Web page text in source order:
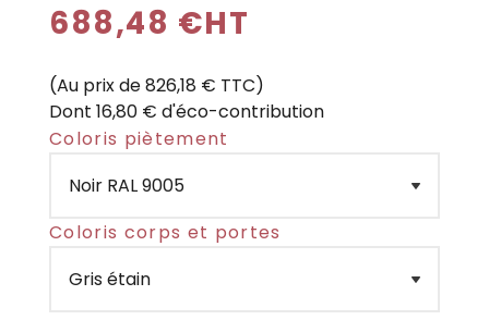
688,48 €HT
(Au prix de 826,18 € TTC)
Dont 16,80 € d'éco-contribution
Coloris piètement
Coloris corps et portes